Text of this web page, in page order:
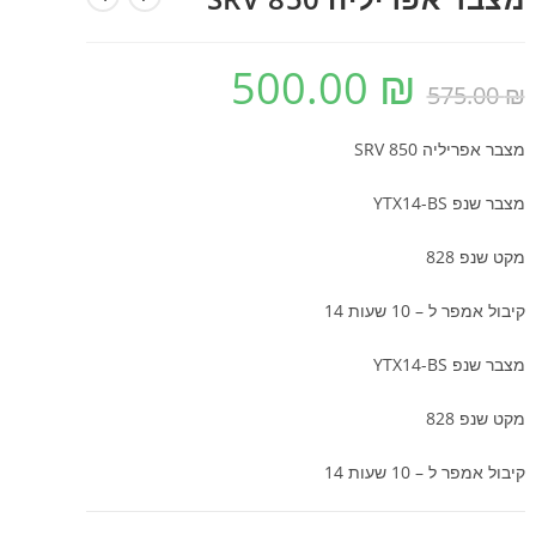
575.00₪
המחיר
המקורי
היה: 500.00 ₪
מצבר אפריליה SRV 850
מצבר שנפ YTX14-BS
מקט שנפ 828
קיבול אמפר ל – 10 שעות 14
מצבר שנפ YTX14-BS
מקט שנפ 828
קיבול אמפר ל – 10 שעות 14